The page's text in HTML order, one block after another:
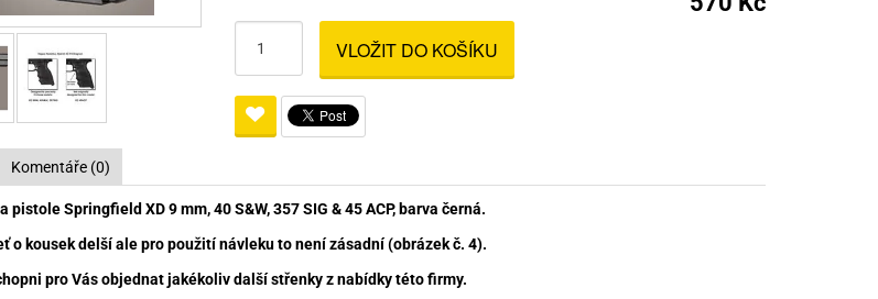
a picatinny
- 17 mm
ZP Pistolové a revolverové náboje
Malorážkové náboje
Ochranné prostředky
Rowan Engineering
Bipody, stolice a vaky
Pro perkusní zbraně
Svítilny
VLOŽIT DO KOŠÍKU
Komentáře (0)
pistole Springfield XD 9 mm, 40 S&W, 357 SIG & 45 ACP, barva černá.
o kousek delší ale pro použití návleku to není zásadní (obrázek č. 4).
pro Vás objednat jakékoliv další střenky z nabídky této firmy.